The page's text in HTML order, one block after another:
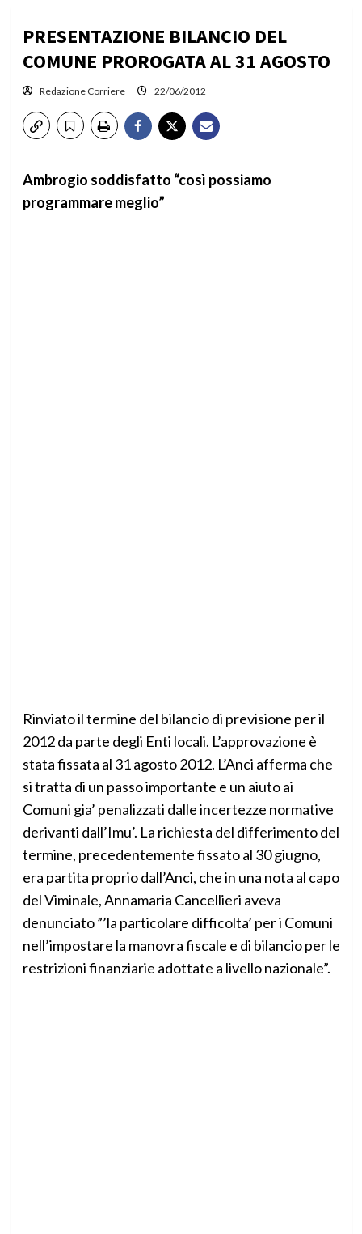
PRESENTAZIONE BILANCIO DEL
COMUNE PROROGATA AL 31 AGOSTO
Redazione Corriere 22/06/2012
Ambrogio soddisfatto “così possiamo
programmare meglio”
Rinviato il termine del bilancio di previsione per il
2012 da parte degli Enti locali. L’approvazione è
stata fissata al 31 agosto 2012. L’Anci afferma che
si tratta di un passo importante e un aiuto ai
Comuni gia’ penalizzati dalle incertezze normative
derivanti dall’Imu’. La richiesta del differimento del
termine, precedentemente fissato al 30 giugno,
era partita proprio dall’Anci, che in una nota al capo
del Viminale, Annamaria Cancellieri aveva
denunciato ”’la particolare difficolta’ per i Comuni
nell’impostare la manovra fiscale e di bilancio per le
restrizioni finanziarie adottate a livello nazionale”.